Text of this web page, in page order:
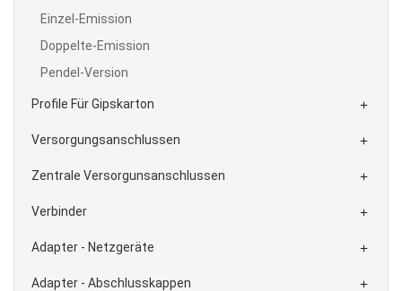
Einzel-Emission
Doppelte-Emission
Pendel-Version
Profile Für Gipskarton 
Versorgungsanschlussen 
Zentrale Versorgunsanschlussen 
Verbinder 
Adapter - Netzgeräte 
Adapter - Abschlusskappen 